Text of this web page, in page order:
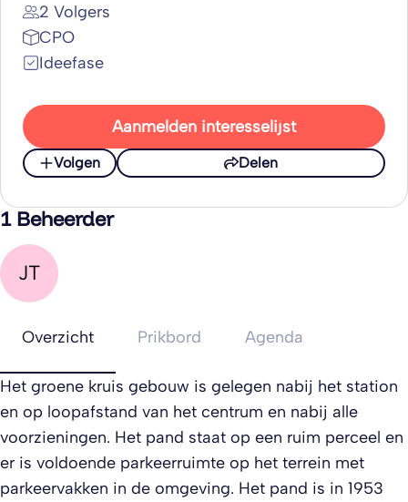
2 Volgers
CPO
Ideefase
Aanmelden interesselijst
Volgen Delen
1 Beheerder
JT
Overzicht Prikbord Agenda
Het groene kruis gebouw is gelegen nabij het station
en op loopafstand van het centrum en nabij alle
voorzieningen. Het pand staat op een ruim perceel en
er is voldoende parkeerruimte op het terrein met
parkeervakken in de omgeving. Het pand is in 1953